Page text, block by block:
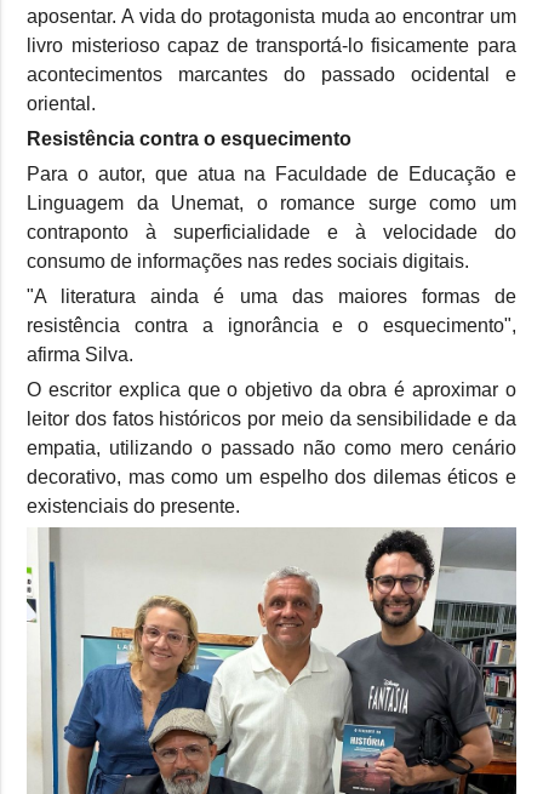
aposentar. A vida do protagonista muda ao encontrar um
livro misterioso capaz de transportá-lo fisicamente para
acontecimentos marcantes do passado ocidental e
oriental.
Resistência contra o esquecimento
Para o autor, que atua na Faculdade de Educação e
Linguagem da Unemat, o romance surge como um
contraponto à superficialidade e à velocidade do
consumo de informações nas redes sociais digitais.
"A literatura ainda é uma das maiores formas de
resistência contra a ignorância e o esquecimento",
afirma Silva.
O escritor explica que o objetivo da obra é aproximar o
leitor dos fatos históricos por meio da sensibilidade e da
empatia, utilizando o passado não como mero cenário
decorativo, mas como um espelho dos dilemas éticos e
existenciais do presente.